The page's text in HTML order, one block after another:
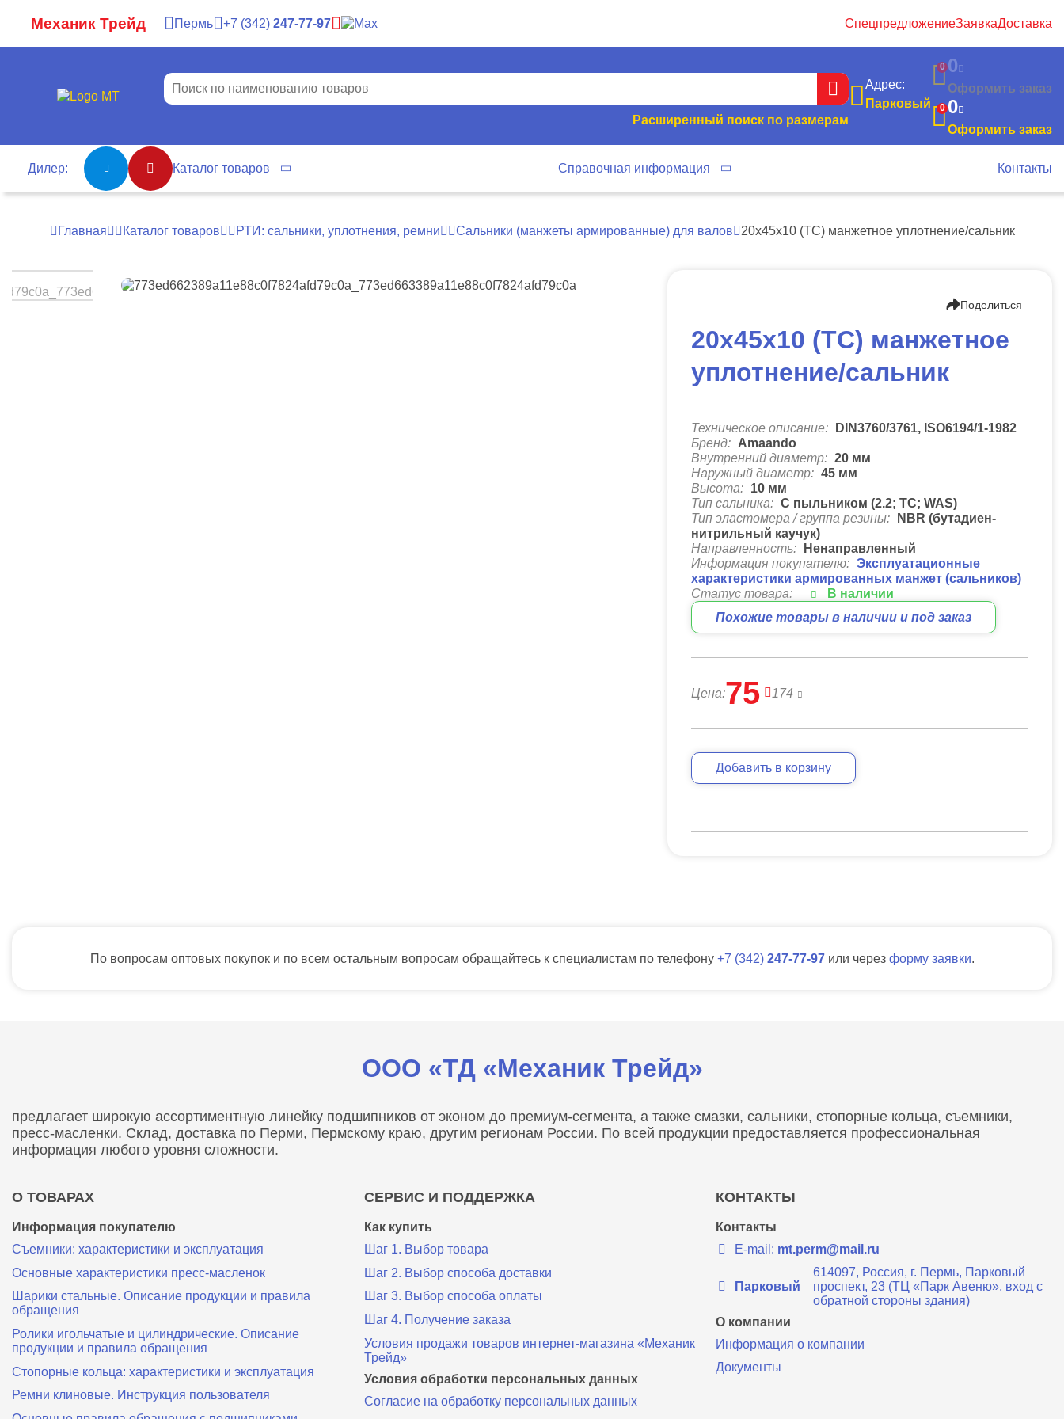
Механик Трейд Пермь 7 342 247-77-97 СпецпредложениеЗаявкаДоставка
Расширенный поиск по размерам
Адрес:
Парковый
0 0
Оформить заказ
0 0
Оформить заказ
Дилер: Каталог товаров Справочная информация Контакты
Главная Каталог товаров РТИ: сальники, уплотнения, ремни Сальники (манжеты армированные) для валов 20х45х10 (TC) манжетное уплотнение/сальник
Поделиться
20х45х10 (TC) манжетное
уплотнение/сальник
Техническое описание:
DIN3760/3761, ISO6194/1-1982
Бренд: Amaando
Внутренний диаметр: 20 мм
Наружный диаметр: 45 мм
Высота: 10 мм
Тип сальника: C пыльником (2.2; ТС; WAS)
Тип эластомера / группа резины:
NBR (бутадиен-
нитрильный каучук)
Направленность:
Ненаправленный
Информация покупателю: Эксплуатационные
характеристики армированных манжет (сальников)
Статус товара:
В наличии
Похожие товары в наличии и под заказ
Цена:75 174
Добавить в корзину
По вопросам оптовых покупок и по всем остальным вопросам обращайтесь к специалистам по телефону 7 342 247-77-97 или через форму заявки.
ООО «ТД «Механик Трейд»
предлагает широкую ассортиментную линейку подшипников от эконом до премиум-сегмента, а также смазки, сальники, стопорные кольца, съемники,
пресс-масленки. Склад, доставка по Перми, Пермскому краю, другим регионам России. По всей продукции предоставляется профессиональная
информация любого уровня сложности.
О ТОВАРАХ
Информация покупателю
Съемники: характеристики и эксплуатация
Основные характеристики пресс‑масленок
Шарики стальные. Описание продукции и правила
обращения
Ролики игольчатые и цилиндрические. Описание
продукции и правила обращения
Стопорные кольца: характеристики и эксплуатация
Ремни клиновые. Инструкция пользователя
СЕРВИС И ПОДДЕРЖКА
Как купить
Шаг 1. Выбор товара
Шаг 2. Выбор способа доставки
Шаг 3. Выбор способа оплаты
Шаг 4. Получение заказа
Условия продажи товаров интернет-магазина «Механик
Трейд»
Условия обработки персональных данных
Согласие на обработку персональных данных
КОНТАКТЫ
Контакты
E-mail: mt.perm@mail.ru
Парковый
614097, Россия, г. Пермь, Парковый
проспект, 23 (ТЦ «Парк Авеню», вход с
обратной стороны здания)
О компании
Информация о компании
Документы